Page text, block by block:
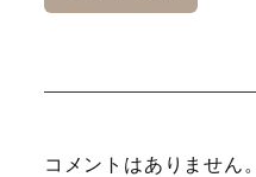
コメントはありません。